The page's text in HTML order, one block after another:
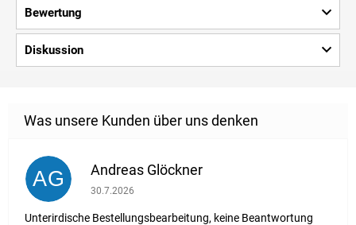
Bewertung
Diskussion
AG Andreas Glöckner
Die Shop-Bewertung beträgt 1 von 5 Sternen.
30.7.2026
Unterirdische Bestellungsbearbeitung, keine Beantwortung